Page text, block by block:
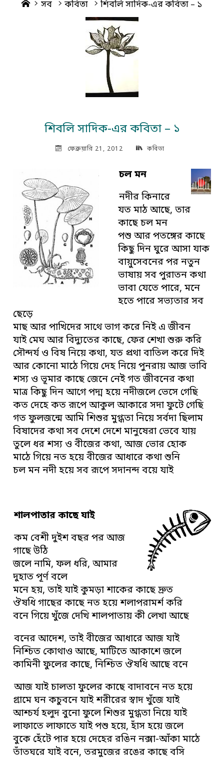
Home
সব কবিতা শিবলি সাদিক-এর কবিতা – ১
শিবলি সাদিক-এর কবিতা – ১
ফেব্রুয়ারি 21, 2012 কবিতা
চল মন
নদীর কিনারে
যত মাঠ আছে, তার
কাছে চল মন
পশু আর পতঙ্গের কাছে
কিছু দিন ঘুরে আসা যাক
বায়ুসেবনের পর নতুন
ভাষায় সব পুরাতন কথা
ভাবা যেতে পারে, মনে
হতে পারে সভ্যতার সব
ছেড়ে
মাছ আর পাখিদের সাথে ভাগ করে নিই এ জীবন
যাই মেঘ আর বিদ্যুতের কাছে, ফের শেখা শুরু করি
সৌন্দর্য ও বিষ নিয়ে কথা, যত প্রথা বাতিল করে দিই
আর কোনো মাঠে গিয়ে দেহ নিয়ে পুনরায় আজ ভাবি
শস্য ও ভূমার কাছে জেনে নেই গত জীবনের কথা
মাত্র কিছু দিন আগে পদ্ম হয়ে নদীজলে ভেসে গেছি
কত দেহে কত রূপে আকুল আকারে সদা ফুটে গেছি
গত ফুলজন্মে আমি শিশুর মুগ্ধতা নিয়ে সর্বদা ছিলাম
বিষাদের কথা সব দেশে দেশে মানুষেরা ভেবে যায়
তুলে ধর শস্য ও বীজের কথা, আজ ভোর হোক
মাঠে গিয়ে নত হয়ে বীজের আধারে কথা শুনি
চল মন নদী হয়ে সব রূপে সদানন্দ বয়ে যাই
শালপাতার কাছে যাই
কম বেশী দুইশ বছর পর আজ
গাছে উঠি
জলে নামি, ফল ধরি, আমার
দুহাত পূর্ণ বলে
মনে হয়, তাই যাই কুমড়া শাকের কাছে দ্রুত
ঔষধি গাছের কাছে নত হয়ে শলাপরামর্শ করি
বনে গিয়ে খুঁজে দেখি শালপাতায় কী লেখা আছে
বনের আদেশ, তাই বীজের আধারে আজ যাই
নিশ্চিত কোথাও আছে, মাটিতে আকাশে জলে
কামিনী ফুলের কাছে, নিশ্চিত ঔষধি আছে বনে
আজ যাই চালতা ফুলের কাছে বাদাবনে নত হয়ে
গ্রামে ঘন কচুবনে যাই শরীরের স্বাদ খুঁজে যাই
আশ্চর্য হলুদ বুনো ফুলে শিশুর মুগ্ধতা নিয়ে যাই
লাফাতে লাফাতে যাই পশু হয়ে, হাঁস হয়ে জলে
বুকে হেঁটে পার হয়ে দেহের রঙিন নক্সা-আঁকা মাঠে
তাঁতঘরে যাই বনে, তরমুজের রঙের কাছে বসি